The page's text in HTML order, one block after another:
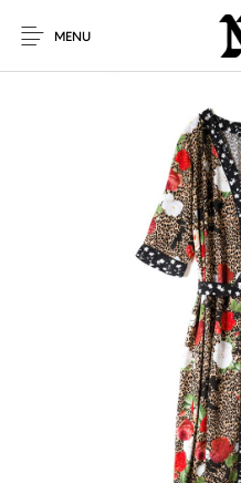
MENU
Offerta speciale!
Per Lei
Sneakers